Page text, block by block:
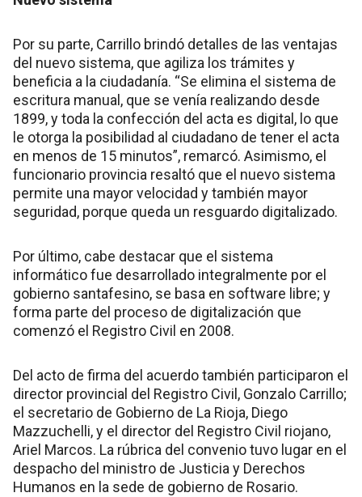
Por su parte, Carrillo brindó detalles de las ventajas
del nuevo sistema, que agiliza los trámites y
beneficia a la ciudadanía. “Se elimina el sistema de
escritura manual, que se venía realizando desde
1899, y toda la confección del acta es digital, lo que
le otorga la posibilidad al ciudadano de tener el acta
en menos de 15 minutos”, remarcó. Asimismo, el
funcionario provincia resaltó que el nuevo sistema
permite una mayor velocidad y también mayor
seguridad, porque queda un resguardo digitalizado.
Por último, cabe destacar que el sistema
informático fue desarrollado integralmente por el
gobierno santafesino, se basa en software libre; y
forma parte del proceso de digitalización que
comenzó el Registro Civil en 2008.
Del acto de firma del acuerdo también participaron el
director provincial del Registro Civil, Gonzalo Carrillo;
el secretario de Gobierno de La Rioja, Diego
Mazzuchelli, y el director del Registro Civil riojano,
Ariel Marcos. La rúbrica del convenio tuvo lugar en el
despacho del ministro de Justicia y Derechos
Humanos en la sede de gobierno de Rosario.